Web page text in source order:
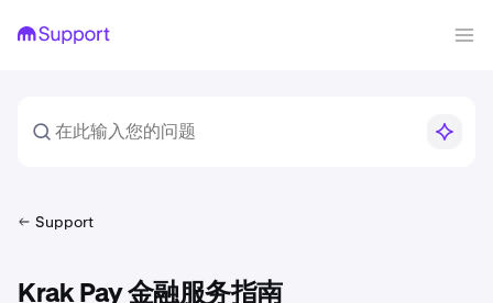
Support
Krak Pay 金融服务指南